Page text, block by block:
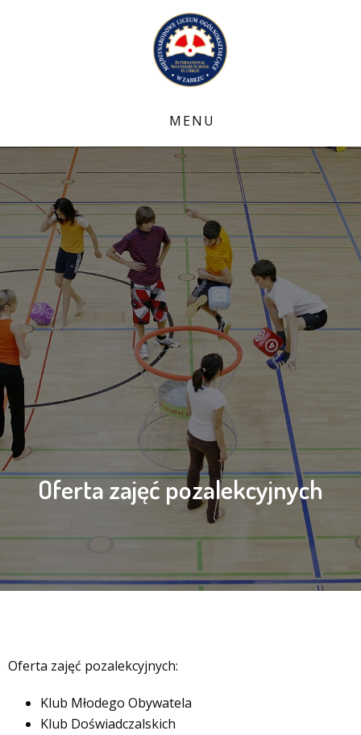
Oferta zajęć pozalekcyjnych
Oferta zajęć pozalekcyjnych:
Klub Młodego Obywatela
Klub Doświadczalskich